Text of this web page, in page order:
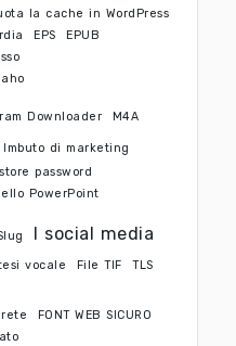
la cache in WordPress
EPS
EPUB
Downloader M4A
Imbuto di marketing
password
PowerPoint
I social media
vocale File TIF TLS
FONT WEB SICURO